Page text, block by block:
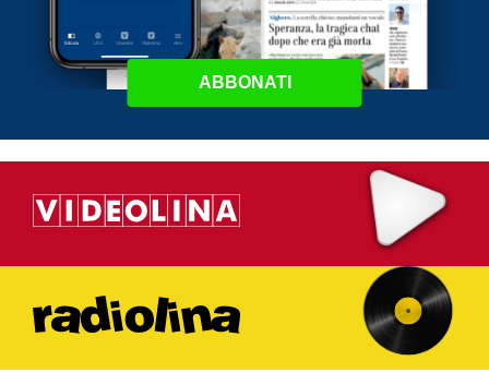
ABBONATI